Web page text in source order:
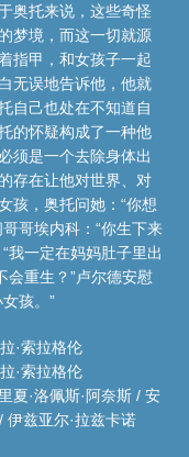
奥托来说，这些奇怪
梦境，而这一切就源
指甲，和女孩子一起
无误地告诉他，他就
自己也处在不知道自
的怀疑构成了一种他
须是一个去除身体出
存在让他对世界、对
孩，奥托问她：“你想
哥埃内科：“你生下来
我一定在妈妈肚子里出
会重生？”卢尔德安慰
孩。”
·索拉格伦
·索拉格伦
夏·洛佩斯·阿奈斯 / 安
伊兹亚尔·拉兹卡诺